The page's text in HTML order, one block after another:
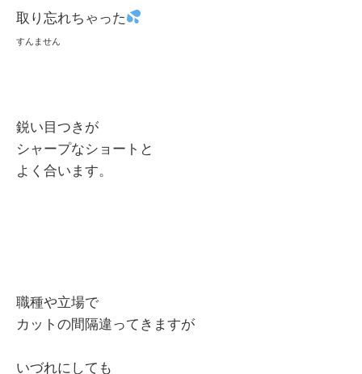
取り忘れちゃった
すんません
鋭い目つきが
シャープなショートと
よく合います。
職種や立場で
カットの間隔違ってきますが
いづれにしても